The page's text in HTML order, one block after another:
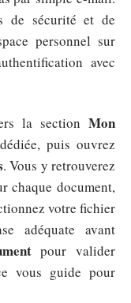
de sécurité et de
personnel sur
avec
la section Mon
puis ouvrez
. Vous y retrouverez
chaque document,
votre fichier
adéquate avant
pour valider
vous guide pour